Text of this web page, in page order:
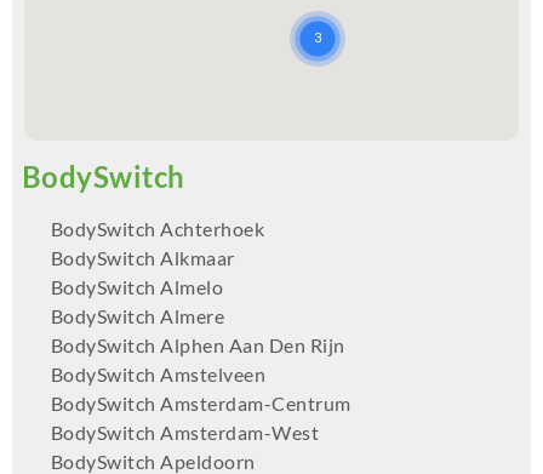
BodySwitch Achterhoek
BodySwitch Alkmaar
BodySwitch Almelo
BodySwitch Almere
BodySwitch Alphen Aan Den Rijn
BodySwitch Amstelveen
BodySwitch Amsterdam-Centrum
BodySwitch Amsterdam-West
BodySwitch Apeldoorn